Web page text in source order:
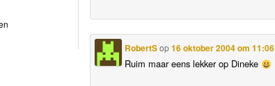
RobertSop16 oktober 2004 om 11:06
Ruim maar eens lekker op Dineke